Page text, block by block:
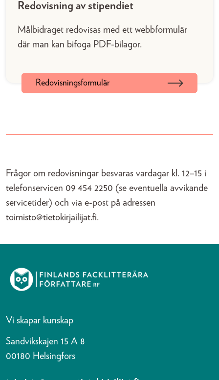
Redovisning av stipendiet
Målbidraget redovisas med ett webbformulär
där man kan bifoga PDF-bilagor.
Redovisningsformulär
Frågor om redovisningar besvaras vardagar kl. 12–15 i
telefonservicen 09 454 2250 (se eventuella avvikande
servicetider) och via e-post på adressen
toimisto@tietokirjailijat.fi.
Vi skapar kunskap
Sandvikskajen 15 A 8
00180 Helsingfors